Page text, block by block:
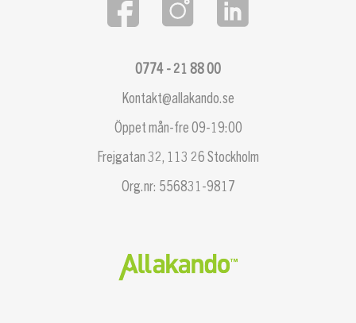
Kontakt@allakando.se
0774 - 21 88 00
Öppet mån-fre 09-19:00
Frejgatan 32, 113 26 Stockholm
Org.nr: 556831-9817